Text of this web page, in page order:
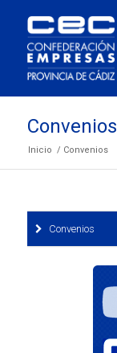
Convenios
Inicio / Convenios
Convenios